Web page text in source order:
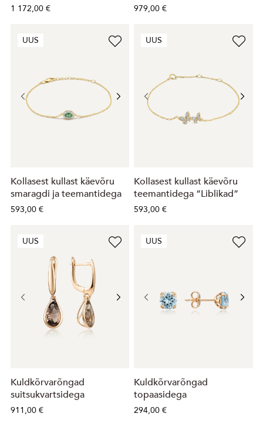
1 172,00 € 979,00 €
UUS
Kollasest kullast käevõru
smaragdi ja teemantidega
593,00 €
UUS
Kollasest kullast käevõru
teemantidega “Liblikad”
593,00 €
UUS
Kuldkõrvarõngad
suitsukvartsidega
911,00 €
UUS
Kuldkõrvarõngad
topaasidega
294,00 €